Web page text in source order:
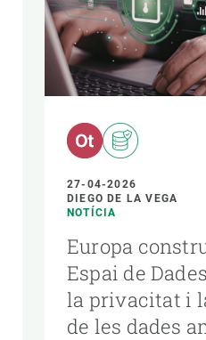
27-04-2026
DIEGO DE LA VEGA
NOTÍCIA
Europa
Espai de
la privacitat i
de les dades